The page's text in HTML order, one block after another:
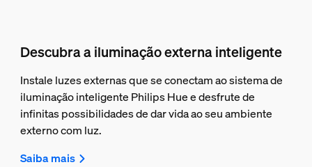
Descubra a iluminação externa inteligente
Instale luzes externas que se conectam ao sistema de
iluminação inteligente Philips Hue e desfrute de
infinitas possibilidades de dar vida ao seu ambiente
externo com luz.
Saiba mais